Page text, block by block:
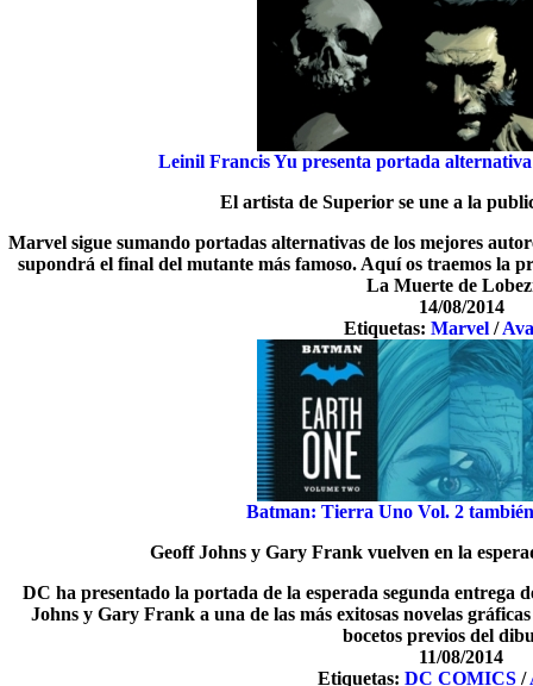
Leinil Francis Yu presenta portada
El artista de Superior se une a la
Marvel sigue sumando portadas alternativas de los mejores
supondrá el final del mutante más famoso. Aquí os traemos la
La Muerte de
14/08/2014
Etiquetas:Marvel /
Batman: Tierra Uno Vol. 2
Geoff Johns y Gary Frank vuelven en la
DC ha presentado la portada de la esperada segunda
Johns y Gary Frank a una de las más exitosas novelas
bocetos previos del
11/08/2014
Etiquetas: DC COMICS /